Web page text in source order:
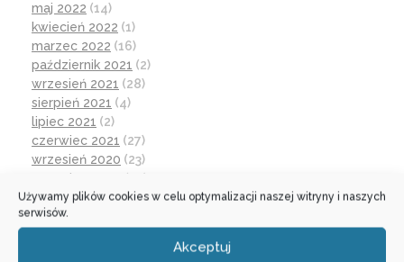
Używamy plików cookies w celu optymalizacji naszej witryny i naszych
serwisów.
Akceptuj
maj 2022 (14)
kwiecień 2022 (1)
marzec 2022 (16)
październik 2021 (2)
wrzesień 2021 (28)
sierpień 2021 (4)
lipiec 2021 (2)
czerwiec 2021 (27)
wrzesień 2020 (23)
czerwiec 2020
(19)
maj 2020(1)
kwiecień 2020